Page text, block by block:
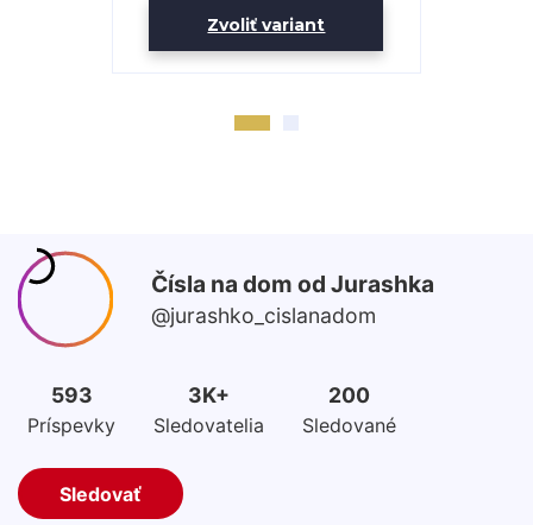
Zvoliť variant